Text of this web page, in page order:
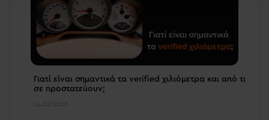
Γιατί είναι σημαντικά τα verified χιλιόμετρα και από τι
σε προστατεύουν;
14.07.2026